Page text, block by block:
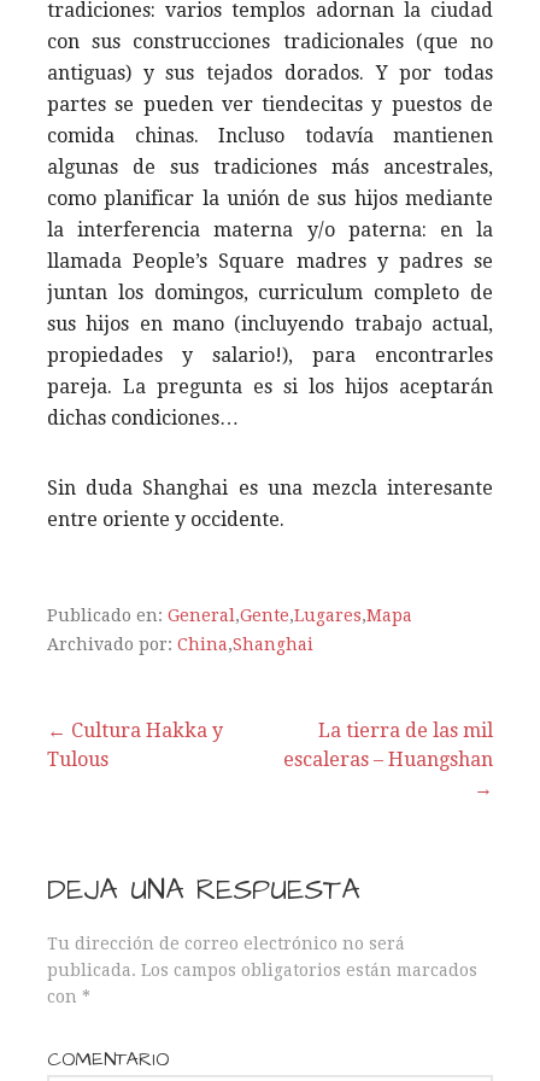
tradiciones: varios templos adornan la ciudad
con sus construcciones tradicionales (que no
antiguas) y sus tejados dorados. Y por todas
partes se pueden ver tiendecitas y puestos de
comida chinas. Incluso todavía mantienen
algunas de sus tradiciones más ancestrales,
como planificar la unión de sus hijos mediante
la interferencia materna y/o paterna: en la
llamada People’s Square madres y padres se
juntan los domingos, curriculum completo de
sus hijos en mano (incluyendo trabajo actual,
propiedades y salario!), para encontrarles
pareja. La pregunta es si los hijos aceptarán
dichas condiciones…
Sin duda Shanghai es una mezcla interesante
entre oriente y occidente.
Publicado en: General ,Gente,Lugares,Mapa
Archivado por: China,Shanghai
← Cultura Hakka y
Tulous
La tierra de las mil
escaleras – Huangshan
→
DEJA UNA RESPUESTA
Tu dirección de correo electrónico no será
publicada. Los campos obligatorios están marcados
con *
COMENTARIO